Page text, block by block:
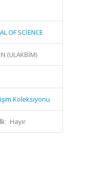
OF SCİENCE
(ULAKBİM)
Koleksiyonu
Hayır